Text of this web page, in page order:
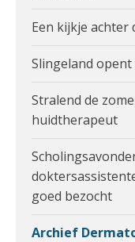
Een kijkje achter
Slingeland
Stralend de
huidtherapeut
goed bezocht
Archief